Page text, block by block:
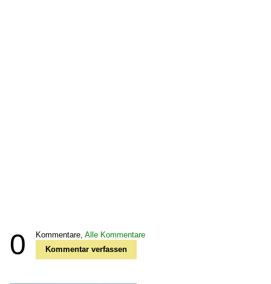
0 Kommentare, Alle Kommentare
Kommentar verfassen